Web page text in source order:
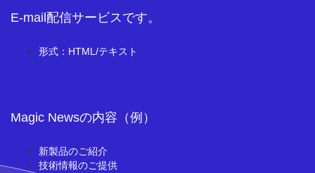
E-mail配信サービスです。
形式：HTML/テキスト
Magic Newsの内容（例）
新製品のご紹介
技術情報のご提供